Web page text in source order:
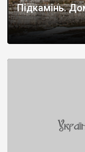
Підкамінь.